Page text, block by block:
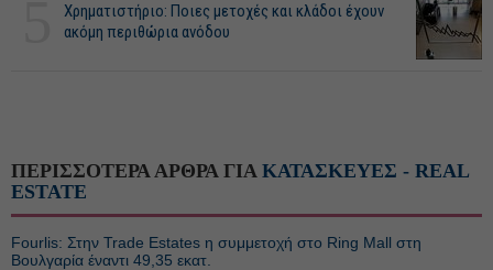
Χρηματιστήριο: Ποιες μετοχές και κλάδοι έχουν
ακόμη περιθώρια ανόδου
ΠΕΡΙΣΣΟΤΕΡΑ ΑΡΘΡΑ ΓΙΑ ΚΑΤΑΣΚΕΥΕΣ - REAL
ESTATE
Fourlis: Στην Trade Estates η συμμετοχή στο Ring Mall στη
Βουλγαρία έναντι 49,35 εκατ.